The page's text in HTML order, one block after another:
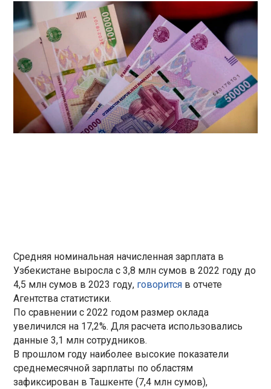
Средняя номинальная начисленная зарплата в
Узбекистане выросла с 3,8 млн сумов в 2022 году до
4,5 млн сумов в 2023 году, говорится в отчете
Агентства статистики.
По сравнении с 2022 годом размер оклада
увеличился на 17,2%. Для расчета использовались
данные 3,1 млн сотрудников.
В прошлом году наиболее высокие показатели
среднемесячной зарплаты по областям
зафиксирован в Ташкенте (7,4 млн сумов),